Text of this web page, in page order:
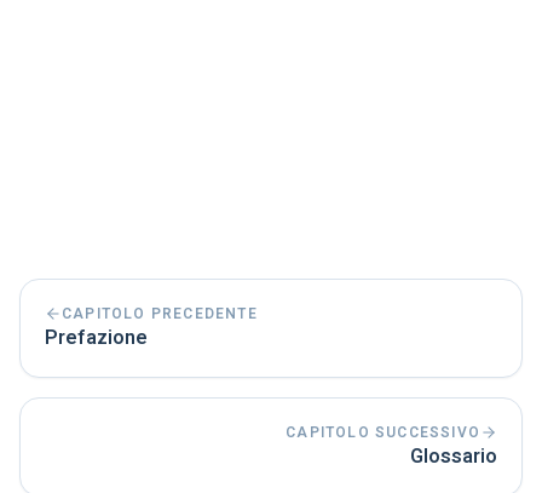
CAPITOLO PRECEDENTE
Prefazione
CAPITOLO SUCCESSIVO
Glossario